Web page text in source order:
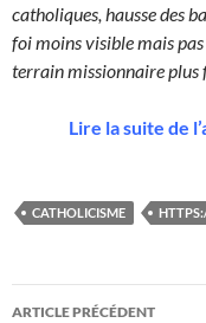
catholiques, hausse des
foi moins visible mais
terrain missionnaire plus
Lire la suite de
CATHOLICISME
Navigation
ARTICLE PRÉCÉDENT